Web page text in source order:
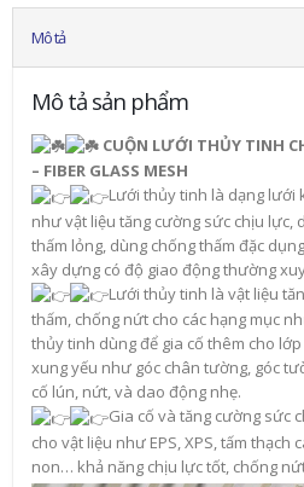
Mô tả
Mô tả sản phẩm
CUỘN LƯỚI THỦY TINH
– FIBER GLASS MESH
Lưới thủy tinh là dạng lưới
như vật liệu tăng cường sức chịu lực,
thấm lỏng, dùng chống thấm đặc
xây dựng có độ giao động thường
Lưới thủy tinh là vật liệu
thấm, chống nứt cho các hạng mục
thủy tinh dùng để gia cố thêm cho
xung yếu như góc chân tường, góc
cố lún, nứt, và dao động nhẹ.
Gia cố và tăng cường sức
cho vật liệu như EPS, XPS, tấm thạch
non… khả năng chịu lực tốt, chống